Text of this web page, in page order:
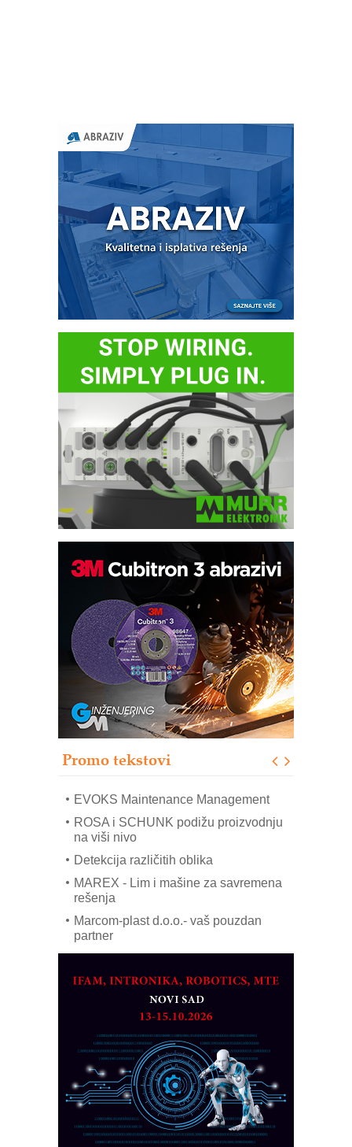
Promo tekstovi
Trajna oznaka kao dugoročna korist
Bezbednost na prvom mestu!
IB BLUMENAUER - više od 40 godina
poverenja u industriji
RMQ-TITAN ADVANCED INDICATOR
– Pametna signalizacija za efikasnije
upravljanje mašinama
Sigurnije ispitivanje transformatora u
solarnim elektranama i vetroparkovima
EVOKS Maintenance Management
ROSA i SCHUNK podižu proizvodnju
na viši nivo
Detekcija različitih oblika
MAREX - Lim i mašine za savremena
rešenja
Marcom-plast d.o.o.- vaš pouzdan
partner
obradu!
Razvoj asortimanskog pravca MINI-
PLC AKYTEC
AUKOM: Svetski standard metrologije
dostupan u Srbiji
MOTOMAN – NEXT-Robotika vođena
veštačkom inteligencijom
I.SAFE MOBILE revolucioniše
industrijsku automatizaciju
pionirskimmobile operator PANEL-OM